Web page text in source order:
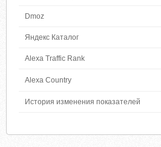
Dmoz
Яндекс Каталог
Alexa Traffic Rank
Alexa Country
История изменения показателей